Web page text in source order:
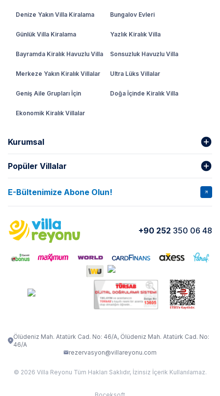
Denize Yakın Villa Kiralama Bungalov Evleri
Günlük Villa Kiralama Yazlık Kiralık Villa
Bayramda Kiralık Havuzlu Villa Sonsuzluk Havuzlu Villa
Merkeze Yakın Kiralık Villalar Ultra Lüks Villalar
Geniş Aile Grupları İçin Doğa İçinde Kiralık Villa
Ekonomik Kiralık Villalar
Kurumsal
Hakkımızda
İptal Şartları Banka Hesapları
Kurumsal Blog
Yorumlar Nasıl Kiralarım
Popüler Villalar
VİLLA SALKIM VİLLA SLAY 1
VİLLA OLENNA 1 VİLLA MERT
VILLA ADRIMA 1
VİLLA TİAMO VİLLA ZEYTİN DALI
VILLA ELMALI
E-Bültenimize Abone Olun!
+90 252 350 06 48
Ölüdeniz Mah. Atatürk Cad. No: 46/A, Ölüdeniz Mah. Atatürk Cad. No:
46/A
rezervasyon@villareyonu.com
© 2026 Villa Reyonu Tüm Hakları Saklıdır, İzinsiz İçerik Kullanılamaz.